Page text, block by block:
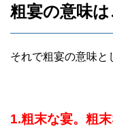
粗宴の意味
それで粗宴の意味と
1.粗末な宴。粗